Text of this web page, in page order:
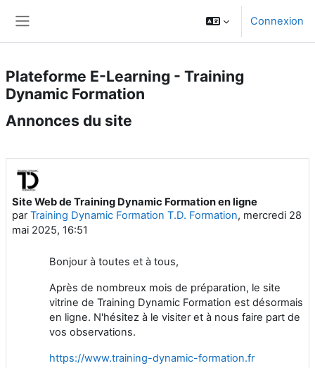
Connexion
Plateforme E-Learning - Training
Dynamic Formation
Annonces du site
Site Web de Training Dynamic Formation en ligne
parTraining Dynamic Formation T.D. Formation, mercredi 28
mai 2025, 16:51
Bonjour à toutes et à tous,
Après de nombreux mois de préparation, le site
vitrine de Training Dynamic Formation est désormais
en ligne. N'hésitez à le visiter et à nous faire part de
vos observations.
https://www.training-dynamic-formation.fr